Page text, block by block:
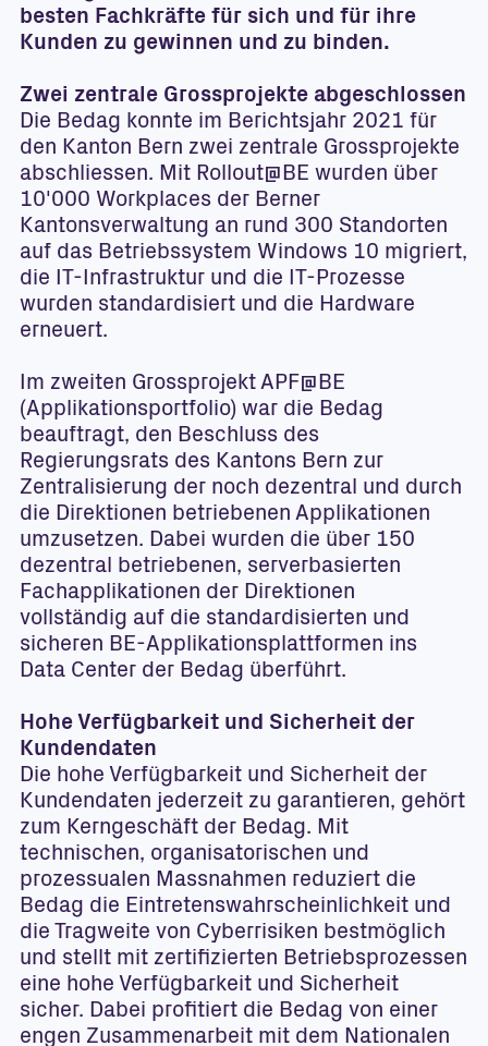
besten Fachkräfte für sich und für ihre
Kunden zu gewinnen und zu binden.
Zwei zentrale Grossprojekte abgeschlossen
Die Bedag konnte im Berichtsjahr 2021 für
den Kanton Bern zwei zentrale Grossprojekte
abschliessen. Mit Rollout@BE wurden über
10'000 Workplaces der Berner
Kantonsverwaltung an rund 300 Standorten
auf das Betriebssystem Windows 10 migriert,
die IT-Infrastruktur und die IT-Prozesse
wurden standardisiert und die Hardware
erneuert.
Im zweiten Grossprojekt APF@BE
(Applikationsportfolio) war die Bedag
beauftragt, den Beschluss des
Regierungsrats des Kantons Bern zur
Zentralisierung der noch dezentral und durch
die Direktionen betriebenen Applikationen
umzusetzen. Dabei wurden die über 150
dezentral betriebenen, serverbasierten
Fachapplikationen der Direktionen
vollständig auf die standardisierten und
sicheren BE-Applikationsplattformen ins
Data Center der Bedag überführt.
Hohe Verfügbarkeit und Sicherheit der
Kundendaten
Die hohe Verfügbarkeit und Sicherheit der
Kundendaten jederzeit zu garantieren, gehört
zum Kerngeschäft der Bedag. Mit
technischen, organisatorischen und
prozessualen Massnahmen reduziert die
Bedag die Eintretenswahrscheinlichkeit und
die Tragweite von Cyberrisiken bestmöglich
und stellt mit zertifizierten Betriebsprozessen
eine hohe Verfügbarkeit und Sicherheit
sicher. Dabei profitiert die Bedag von einer
engen Zusammenarbeit mit dem Nationalen